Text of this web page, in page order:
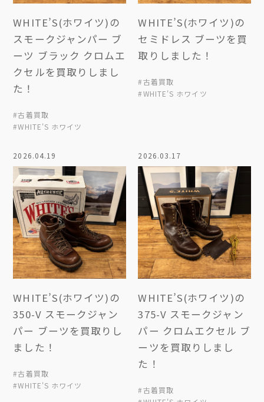
WHITE’S(ホワイツ)の
スモークジャンパー ブ
ーツ ブラック クロムエ
クセルを買取りしまし
た！
#古着買取
#WHITE'S ホワイツ
WHITE’S(ホワイツ)の
セミドレス ブーツを買
取りしました！
#古着買取
#WHITE'S ホワイツ
2026.04.19
WHITE’S(ホワイツ)の
350-V スモークジャン
パー ブーツを買取りし
ました！
#古着買取
#WHITE'S ホワイツ
2026.03.17
WHITE’S(ホワイツ)の
375-V スモークジャン
パー クロムエクセル ブ
ーツを買取りしまし
た！
#古着買取